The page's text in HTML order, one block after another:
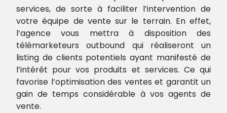
services, de sorte à faciliter l’intervention de
votre équipe de vente sur le terrain. En effet,
l’agence vous mettra à disposition des
télémarketeurs outbound qui réaliseront un
listing de clients potentiels ayant manifesté de
l’intérêt pour vos produits et services. Ce qui
favorise l’optimisation des ventes et garantit un
gain de temps considérable à vos agents de
vente.